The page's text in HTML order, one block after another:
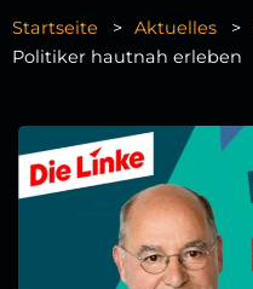
Startseite Aktuelles
Politiker hautnah erleben